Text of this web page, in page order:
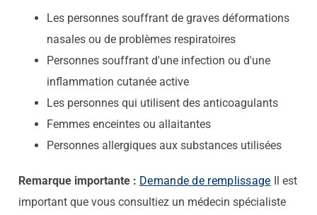
Les personnes souffrant de graves déformations
nasales ou de problèmes respiratoires
Personnes souffrant d'une infection ou d'une
inflammation cutanée active
Les personnes qui utilisent des anticoagulants
Femmes enceintes ou allaitantes
Personnes allergiques aux substances utilisées
Remarque importante : Demande de remplissage Il est
important que vous consultiez un médecin spécialiste